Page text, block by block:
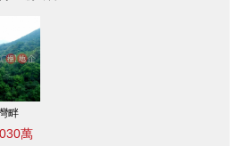
畔
萬